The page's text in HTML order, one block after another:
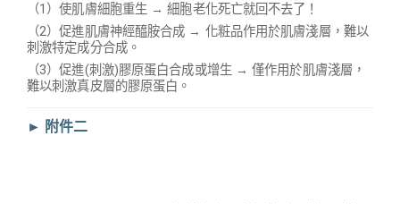
（1）使肌膚細胞重生 → 細胞老化死亡就回不去了！
（2）促進肌膚神經醯胺合成 → 化粧品作用於肌膚淺層，難以
刺激特定成分合成。
（3）促進(刺激)膠原蛋白合成或增生 → 僅作用於肌膚淺層，
難以刺激真皮層的膠原蛋白。
► 附件二